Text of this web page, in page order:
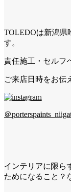
TOLEDOは新潟県
す。
責任施工・セルフ
ご来店日時をお伝
＠
インテリアに限ら
ためになること？